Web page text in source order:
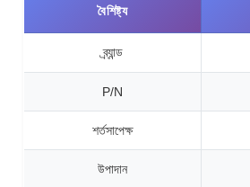
বৈশিষ্ট্য
ব্র্যান্ড
P/N
শর্তসাপেক্ষ
উপাদান